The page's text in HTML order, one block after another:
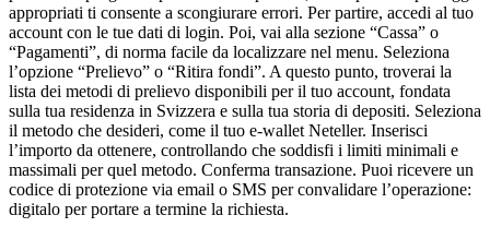
appropriati ti consente a scongiurare errori. Per partire, accedi al tuo
account con le tue dati di login. Poi, vai alla sezione “Cassa” o
“Pagamenti”, di norma facile da localizzare nel menu. Seleziona
l’opzione “Prelievo” o “Ritira fondi”. A questo punto, troverai la
lista dei metodi di prelievo disponibili per il tuo account, fondata
sulla tua residenza in Svizzera e sulla tua storia di depositi. Seleziona
il metodo che desideri, come il tuo e-wallet Neteller. Inserisci
l’importo da ottenere, controllando che soddisfi i limiti minimali e
massimali per quel metodo. Conferma transazione. Puoi ricevere un
codice di protezione via email o SMS per convalidare l’operazione:
digitalo per portare a termine la richiesta.